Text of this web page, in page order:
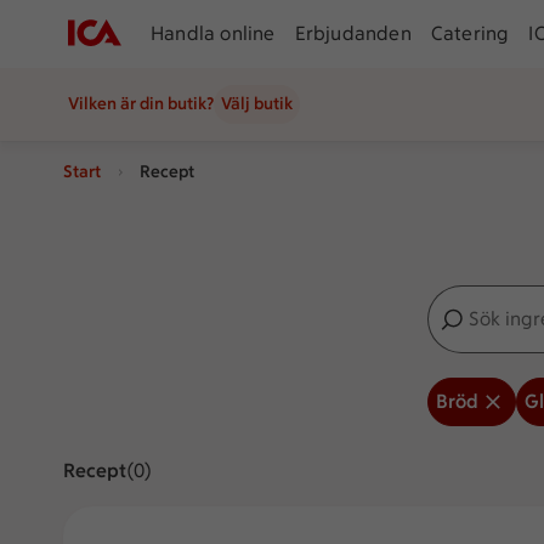
Handla online Erbjudanden Catering
Vilken är din butik? Välj butik
Start Recept
Sök
Inga förslag
Bröd
ReceptVisar 0 stycken
(0)